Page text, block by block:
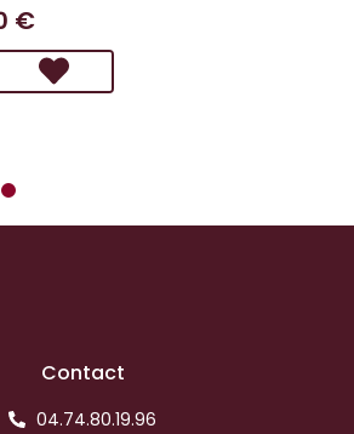
€
Contact
04.74.80.19.96